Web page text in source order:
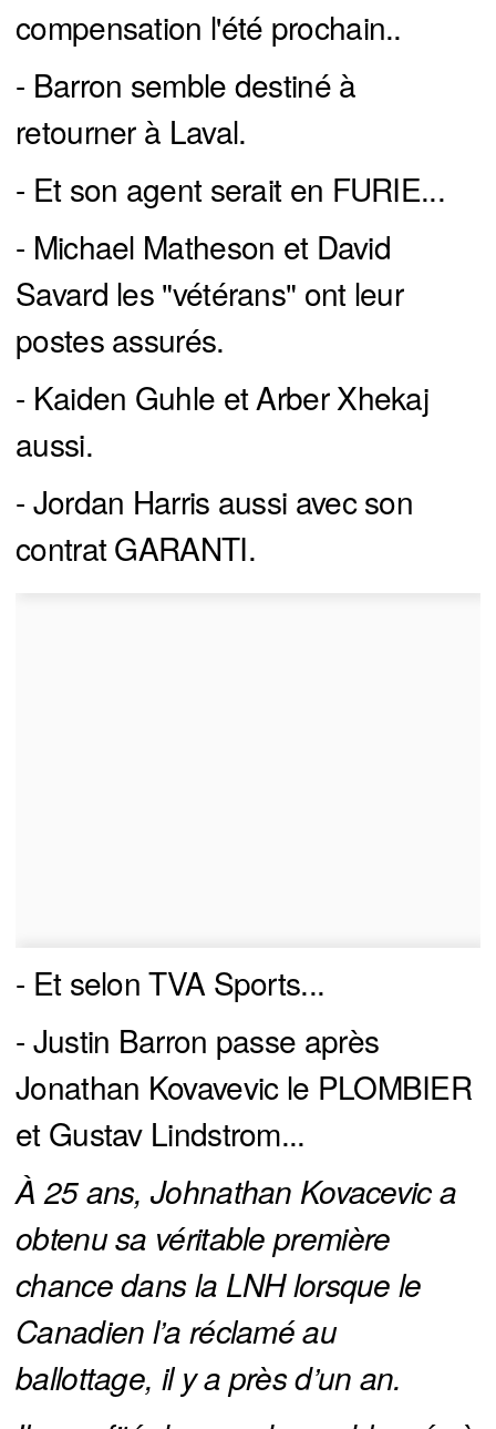
compensation l'été prochain..
- Barron semble destiné à
retourner à Laval.
- Et son agent serait en FURIE...
- Michael Matheson et David
Savard les "vétérans" ont leur
postes assurés.
- Kaiden Guhle et Arber Xhekaj
aussi.
- Jordan Harris aussi avec son
contrat GARANTI.
- Et selon TVA Sports...
- Justin Barron passe après
Jonathan Kovavevic le PLOMBIER
et Gustav Lindstrom...
À 25 ans, Johnathan Kovacevic a
obtenu sa véritable première
chance dans la LNH lorsque le
Canadien l’a réclamé au
ballottage, il y a près d’un an.